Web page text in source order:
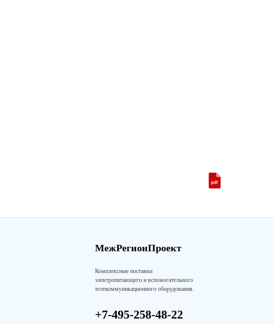
МежРегионПроект
Комплексные поставки
электропитающего и вспомогательного
телекоммуникационного оборудования.
+7-495-258-48-22